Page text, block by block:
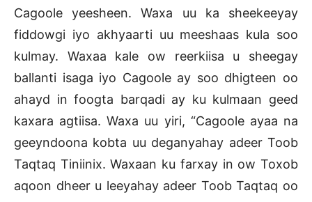
Cagoole yeesheen. Waxa uu ka sheekeeyay
fiddowgi iyo akhyaarti uu meeshaas kula soo
kulmay. Waxaa kale ow reerkiisa u sheegay
ballanti isaga iyo Cagoole ay soo dhigteen oo
ahayd in foogta barqadi ay ku kulmaan geed
kaxara agtiisa. Waxa uu yiri, “Cagoole ayaa na
geeyndoona kobta uu deganyahay adeer Toob
Taqtaq Tiniinix. Waxaan ku farxay in ow Toxob
aqoon dheer u leeyahay adeer Toob Taqtaq oo